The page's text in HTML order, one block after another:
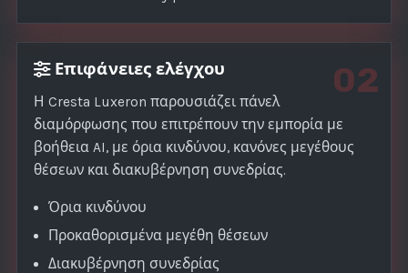
02
Επιφάνειες ελέγχου
Η Cresta Luxeron παρουσιάζει πάνελ
διαμόρφωσης που επιτρέπουν την εμπορία με
βοήθεια AI, με όρια κινδύνου, κανόνες μεγέθους
θέσεων και διακυβέρνηση συνεδρίας.
Όρια κινδύνου
Προκαθορισμένα μεγέθη θέσεων
Διακυβέρνηση συνεδρίας